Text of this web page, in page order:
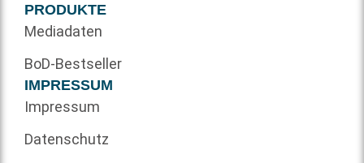
PRODUKTE
Mediadaten
BoD-Bestseller
IMPRESSUM
Impressum
Datenschutz